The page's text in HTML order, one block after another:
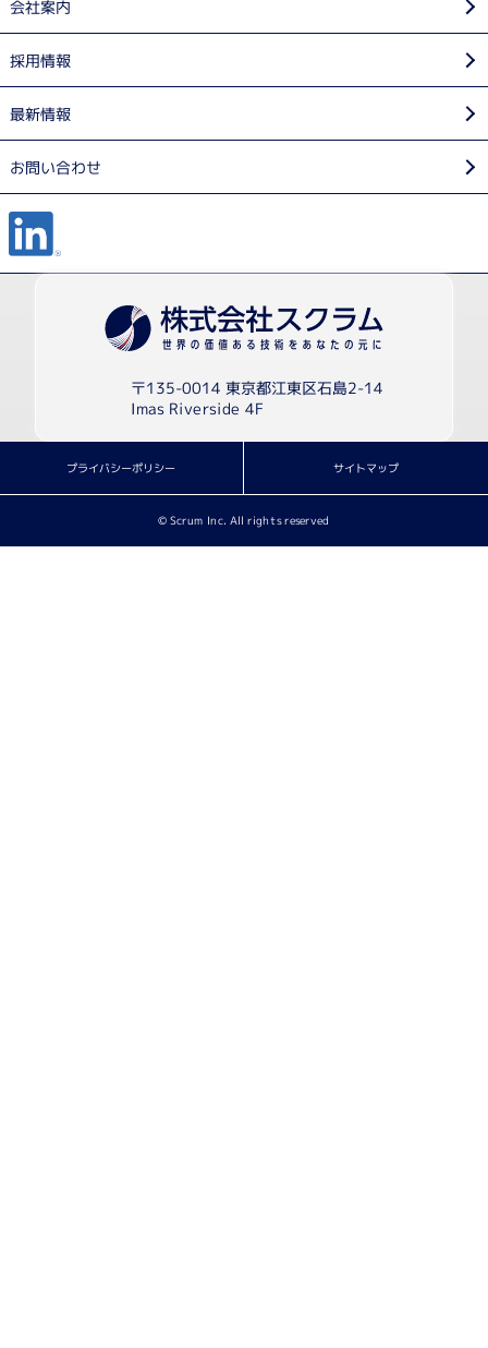
〒135-0014 東京都江東区石島2-14
Imas Riverside 4F
会社案内
採用情報
最新情報
お問い合わせ
プライバシーポリシー サイトマップ
© Scrum Inc. All rights reserved